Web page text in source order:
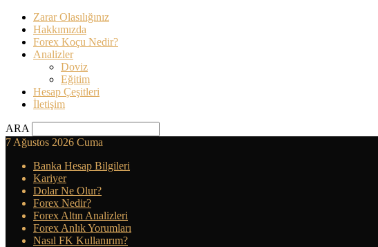
Zarar Olasılığınız
Hakkımızda
Forex Koçu Nedir?
Analizler
Doviz
Eğitim
Hesap Çeşitleri
İletişim
ARA
7 Ağustos 2026 Cuma
Banka Hesap Bilgileri
Kariyer
Dolar Ne Olur?
Forex Nedir?
Forex Altın Analizleri
Forex Anlık Yorumları
Nasıl FK Kullanırım?